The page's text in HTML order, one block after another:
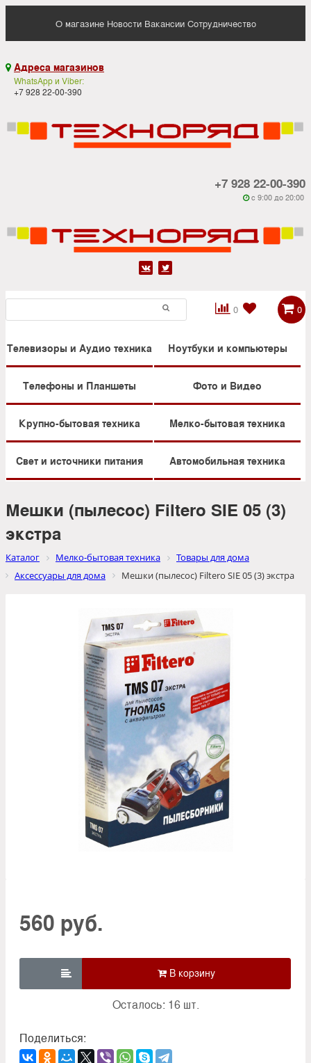
О магазине Новости Вакансии Сотрудничество
 Адреса магазинов
WhatsApp и Viber:
+7 928 22-00-390
+7 928 22-00-390
 c 9:00 до 20:00
 
0

 0
Телевизоры и Аудио техника Ноутбуки и компьютеры
Телефоны и Планшеты Фото и Видео
Крупно-бытовая техника Мелко-бытовая техника
Свет и источники питания Автомобильная техника
Мешки (пылесос) Filtero SIE 05 (3)
экстра
Каталог Мелко-бытовая техника
Товары для дома
Аксессуары для дома
Мешки (пылесос) Filtero SIE 05 (3) экстра
560 руб.

Осталось: 16 шт.
Поделиться: